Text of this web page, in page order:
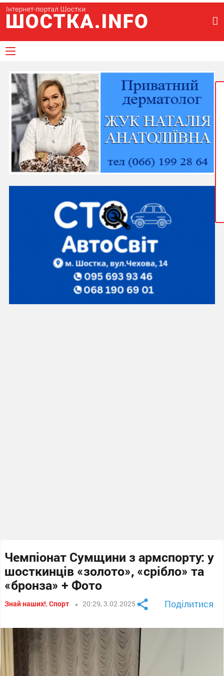
Чемпіонат Сумщини з армспорту: у
шосткинців «золото», «срібло» та
«бронза» + Фото
Знай наших!,Спорт 20:29, 3.02.2025 Поділитися